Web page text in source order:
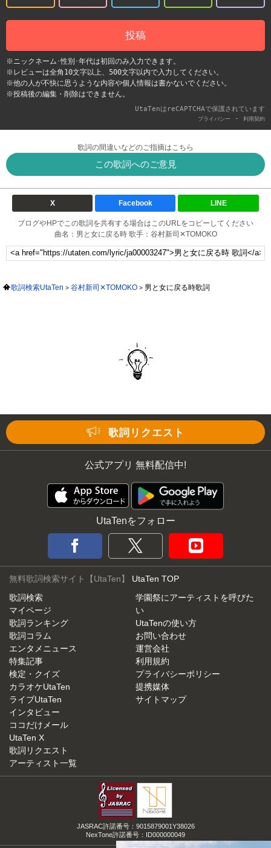
投稿
※ニックネーム･性別･年代は初回のみ入力できます。
※レビューは全角10文字以上、500文字以内で入力してください。
※他の人が不快に思うような内容や個人情報は書かないでください。
※投稿後の編集・削除はできません。
UtaTenはreCAPTCHAで保護されています
プライバシー - 利用契約
歌詞の間違いなどのご指摘はこちら
この歌詞へのご意見
X Facebook LINE
ブログやHPでこの歌詞を共有する場合はこのURLをコピーしてください
曲名：男と女に戻る時 歌手：谷村新司✕TOMOKO
歌詞検索UtaTen 谷村新司✕TOMOKO 男と女に戻る時歌詞
歌詞リクエスト
公式アプリ 無料配信中!
UtaTenをフォロー
無料歌詞検索サイト【UtaTen】 UtaTen TOP
歌詞検索
マイページ
歌詞ランキング
歌詞コラム
エンタメニュース
特集記事
検定・クイズ
カラオケUtaTen
ライブUtaTen
インタビュー
ココだけメール
UtaTen X
歌詞リクエスト
アーティスト一覧
学園祭にアーティストを呼びた
い
UtaTenの使い方
お問い合わせ
運営会社
利用規約
プライバシーポリシー
提携媒体
サイトマップ
JASRAC許諾番号：9015879001Y38026
NexTone許諾番号：ID000000049